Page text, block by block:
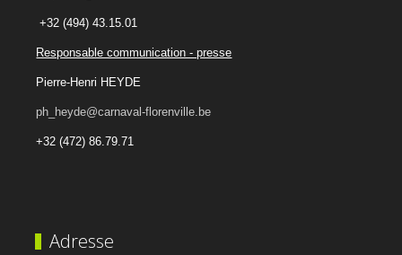
+32 (494) 43.15.01
Responsable communication - presse
Pierre-Henri HEYDE
ph_heyde@carnaval-florenville.be
+32 (472) 86.79.71
Adresse